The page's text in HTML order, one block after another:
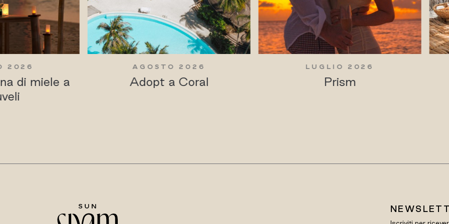
2026
di miele a
AGOSTO 2026
Adopt a Coral
LUGLIO 2026
Prism